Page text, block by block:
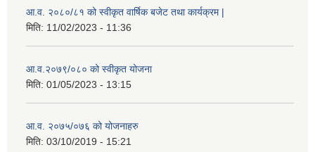
आ.व. २०८०/८१ को स्वीकृत वार्षिक बजेट तथा कार्यक्रम |
मिति: 11/02/2023 - 11:36
आ.व.२०७९/०८० को स्वीकृत योजना
मिति: 01/05/2023 - 13:15
आ.व. २०७५/०७६ को योजनाहरु
मिति: 03/10/2019 - 15:21